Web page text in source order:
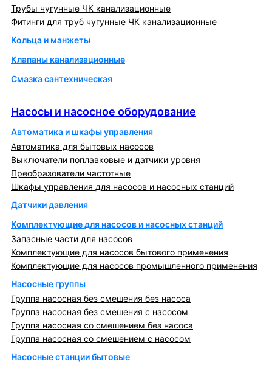
Трубы чугунные ЧК канализационные
Фитинги для труб чугунные ЧК канализационные
Кольца и манжеты
Клапаны канализационные
Смазка сантехническая
Насосы и насосное оборудование
Автоматика и шкафы управления
Автоматика для бытовых насосов
Выключатели поплавковые и датчики уровня
Преобразователи частотные
Шкафы управления для насосов и насосных станций
Датчики давления
Комплектующие для насосов и насосных станций
Запасные части для насосов
Комплектующие для насосов бытового применения
Комплектующие для насосов промышленного применения
Насосные группы
Группа насосная без смешения без насоса
Группа насосная без смешения с насосом
Группа насосная со смешением без насоса
Группа насосная со смешением с насосом
Насосные станции бытовые